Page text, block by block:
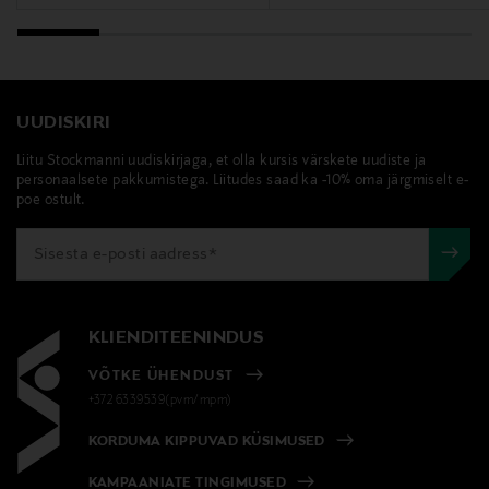
UUDISKIRI
Liitu Stockmanni uudiskirjaga, et olla kursis värskete uudiste ja
personaalsete pakkumistega. Liitudes saad ka -10% oma järgmiselt e-
poe ostult.
KLIENDITEENINDUS
VÕTKE ÜHENDUST
+372 6339539(pvm/mpm)
KORDUMA KIPPUVAD KÜSIMUSED
KAMPAANIATE TINGIMUSED